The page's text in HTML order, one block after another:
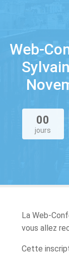
Web-
00
jours
La Web-
vous allez
Cette